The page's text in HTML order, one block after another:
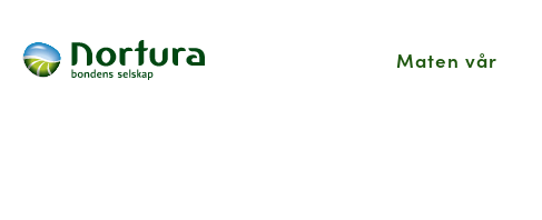
Maten vår